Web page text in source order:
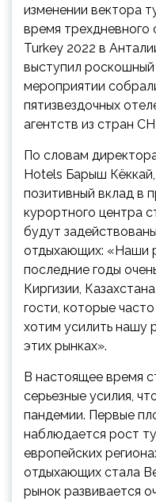
изменении вектора
время трехдневного
Turkey 2022 в
выступил роскошный
мероприятии
пятизвездочных
агентств из стран
По словам
Hotels Барыш
позитивный вклад в
курортного центра
будут
отдыхающих: «Наши
последние годы
Киргизии,
гости, которые
хотим усилить нашу
этих рынках».
В настоящее время
серьезные усилия,
пандемии. Первые
наблюдается рост
европейских
отдыхающих стала
рынок развивается